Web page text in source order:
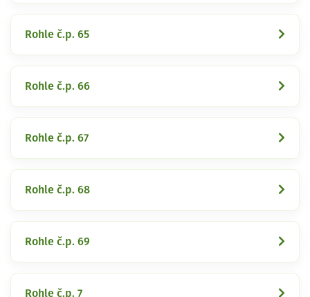
Rohle č.p. 65
Rohle č.p. 66
Rohle č.p. 67
Rohle č.p. 68
Rohle č.p. 69
Rohle č.p. 7